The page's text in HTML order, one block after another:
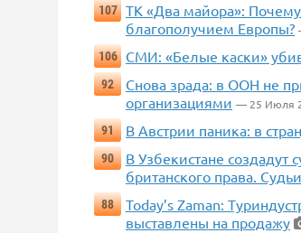
107 ТК «Два майора»:
благополучием Европы?
106
СМИ: «Белые каски»
92
Снова зрада: в ООН не
организациями — 25 Июля
91
В Австрии паника: в
90
В Узбекистане создадут
британского права.
88
Today’s Zaman:
выставлены на продажу